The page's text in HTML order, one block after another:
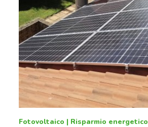
Fotovoltaico | Risparmio energetico